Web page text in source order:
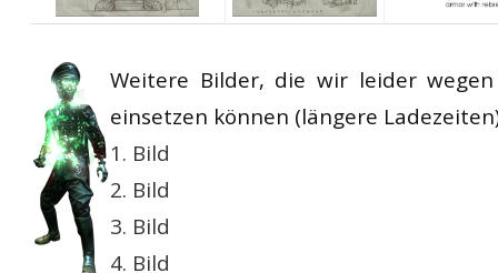
Weitere Bilder, die wir leider
einsetzen können (längere
1. Bild
2. Bild
3. Bild
4. Bild